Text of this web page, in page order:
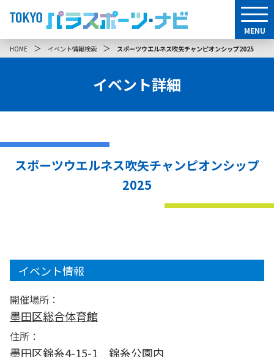
MENU
HOME ＞ イベント情報検索 ＞ スポーツウエルネス吹矢チャンピオンシップ2025
イベント詳細
スポーツウエルネス吹矢チャンピオンシップ
2025
イベント情報
開催場所：
墨田区総合体育館
住所：
墨田区錦糸4-15-1 錦糸公園内